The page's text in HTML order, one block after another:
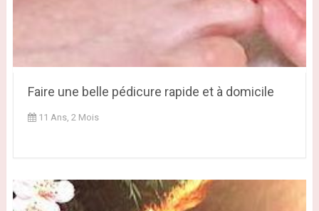
Faire une belle pédicure rapide et à domicile
11 Ans, 2 Mois